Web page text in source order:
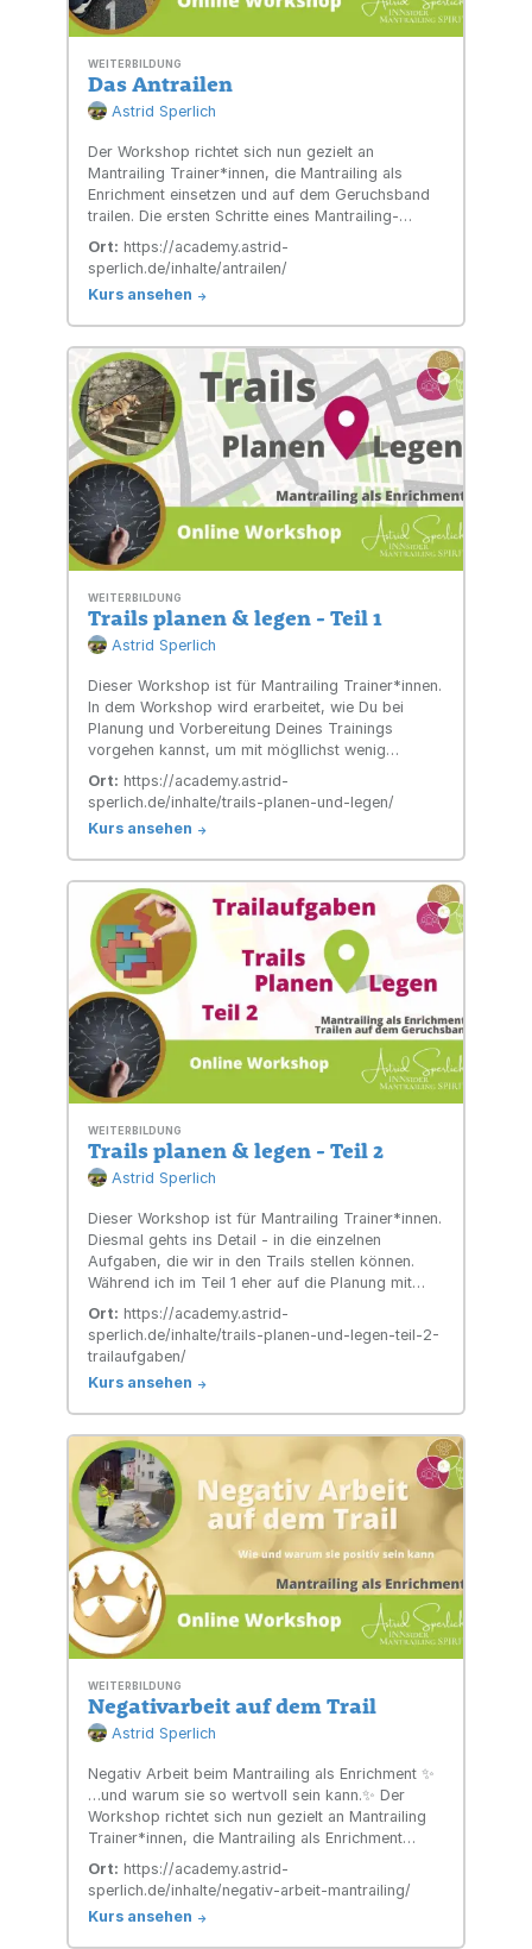
WEITERBILDUNG
Das Antrailen
Astrid Sperlich
Der Workshop richtet sich nun gezielt an
Mantrailing Trainer*innen, die Mantrailing als
Enrichment einsetzen und auf dem Geruchsband
trailen. Die ersten Schritte eines Mantrailing-
Teams anzuleiten ist immer was ganz
Besonderes.
Ort: https://academy.astrid-
sperlich.de/inhalte/antrailen/
Kurs ansehen ->
WEITERBILDUNG
Trails planen & legen - Teil 1
Astrid Sperlich
Dieser Workshop ist für Mantrailing Trainer*innen.
In dem Workshop wird erarbeitet, wie Du bei
Planung und Vorbereitung Deines Trainings
vorgehen kannst, um mit mögllichst wenig
Aufwand Deine Ziele der Trainingseinheiten zu
erreichen:
Ort: https://academy.astrid-
sperlich.de/inhalte/trails-planen-und-legen/
Kurs ansehen ->
WEITERBILDUNG
Trails planen & legen - Teil 2
Astrid Sperlich
Dieser Workshop ist für Mantrailing Trainer*innen.
Diesmal gehts ins Detail - in die einzelnen
Aufgaben, die wir in den Trails stellen können.
Während ich im Teil 1 eher auf die Planung mit
Strategie und Struktur eingegangen bin, möchte
ich hier auf konkrete Aufgaben eingehen.
Ort: https://academy.astrid-
sperlich.de/inhalte/trails-planen-und-legen-teil-2-
trailaufgaben/
Kurs ansehen ->
WEITERBILDUNG
Negativarbeit auf dem Trail
Astrid Sperlich
Negativ Arbeit beim Mantrailing als Enrichment ✨
…und warum sie so wertvoll sein kann.✨ Der
Workshop richtet sich nun gezielt an Mantrailing
Trainer*innen, die Mantrailing als Enrichment
einsetzen und auf dem Geruchsband trailen.
Ort: https://academy.astrid-
sperlich.de/inhalte/negativ-arbeit-mantrailing/
Kurs ansehen ->